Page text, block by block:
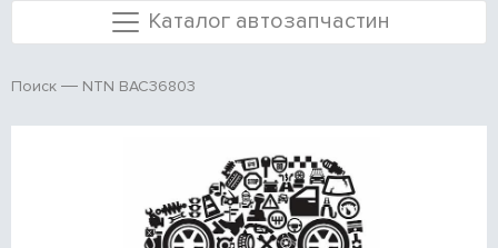
Каталог автозапчастин
Поиск NTN BAC36803